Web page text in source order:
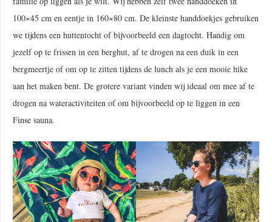
100×45 cm en eentje in 160×80 cm. De kleinste handdoekjes gebruiken
we tijdens een huttentocht of bijvoorbeeld een dagtocht. Handig om
jezelf op te frissen in een berghut, af te drogen na een duik in een
bergmeertje of om op te zitten tijdens de lunch als je een mooie hike
aan het maken bent. De grotere variant vinden wij ideaal om mee af te
drogen na wateractiviteiten of om bijvoorbeeld op te liggen in een
Finse sauna.